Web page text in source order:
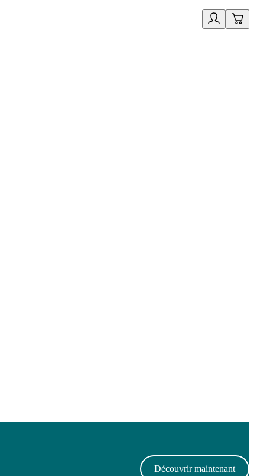
Découvrir maintenant